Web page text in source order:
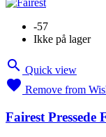
-57
Ikke på lager
 Quick view
 Remove from
Fairest Pressede